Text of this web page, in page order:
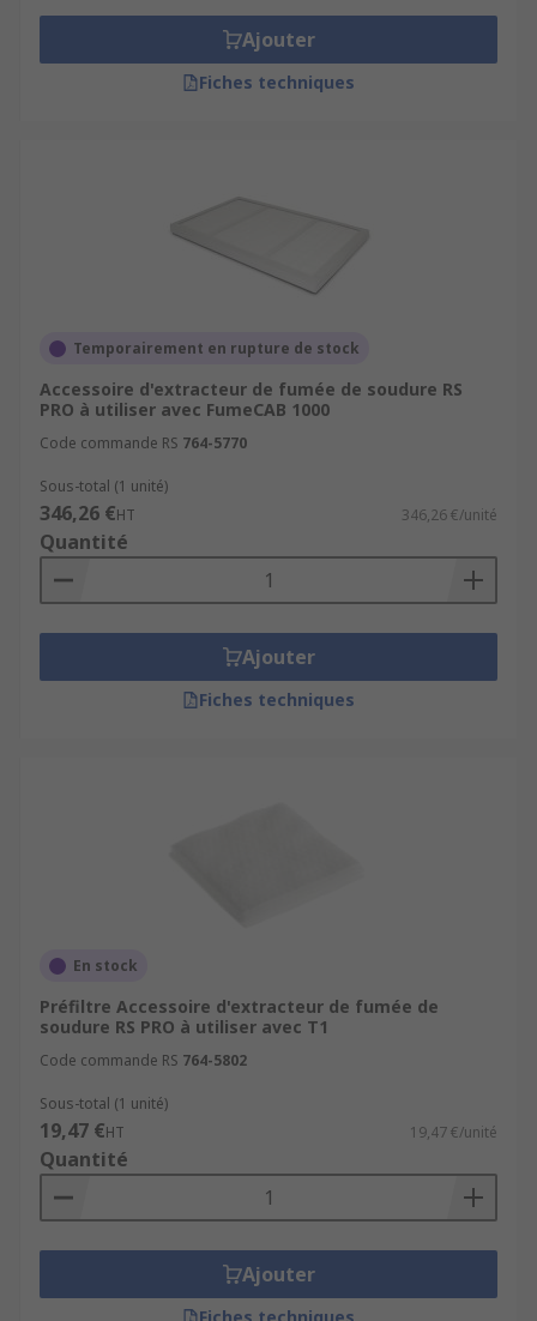
Ajouter
Fiches techniques
Temporairement en rupture de stock
Accessoire d'extracteur de fumée de soudure RS
PRO à utiliser avec FumeCAB 1000
Code commande RS 764-5770
Sous-total (1 unité)
346,26 €HT 346,26 €/unité
Quantité
Ajouter
Fiches techniques
En stock
Préfiltre Accessoire d'extracteur de fumée de
soudure RS PRO à utiliser avec T1
Code commande RS 764-5802
Sous-total (1 unité)
19,47 €HT 19,47 €/unité
Quantité
Ajouter